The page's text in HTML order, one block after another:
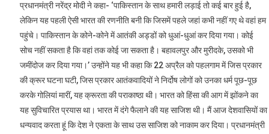
प्रधानमंत्री नरेंद्र मोदी ने कहा- ‘पाकिस्तान के साथ हमारी लड़ाई तो कई बार हुई है,
लेकिन यह पहली ऐसी भारत की रणनीति बनी कि जिसमें पहले जहां कभी नहीं गए थे वहां हम
पहुंचे। पाकिस्तान के कोने-कोने में आतंकी अड्डों को धुआं-धुआं कर दिया गया। कोई
सोच नहीं सकता है कि वहां तक कोई जा सकता है। बहावलपुर और मुरीदके, उसको भी
जमींदोज कर दिया गया।’ उन्होंने यह भी कहा कि 22 अप्रैल को पहलगाम में जिस प्रकार
की क्रूर घटना घटी, जिस प्रकार आतंकवादियों ने निर्दोष लोगों को उनका धर्म पूछ-पूछ
करके गोलियां मारीं, यह क्रूरता की पराकाष्ठा थी। भारत को हिंसा की आग में झोंकने का
यह सुविचारित प्रयास था। भारत में दंगे फैलाने की यह साजिश थी। मैं आज देशवासियों का
धन्यवाद करता हूं कि देश ने एकता के साथ उस साजिश को नाकाम कर दिया। प्रधानमंत्री